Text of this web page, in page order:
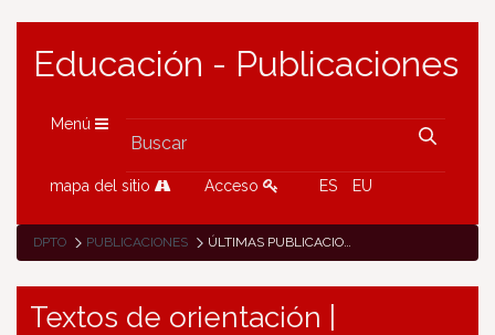
Educación - Publicaciones
Menú
mapa del sitio Acceso ES EU
DPTO PUBLICACIONES ÚLTIMAS PUBLICACIONES
Textos de orientación |